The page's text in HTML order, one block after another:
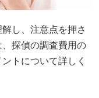
し、注意点を押さ
探偵の調査費用の
トについて詳しく